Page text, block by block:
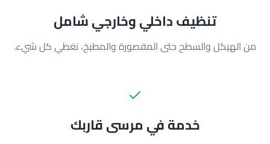
تنظيف داخلي وخارجي شامل
من الهيكل والسطح حتى المقصورة والمطبخ، نغطي كل شيء.
خدمة في مرسى قاربك